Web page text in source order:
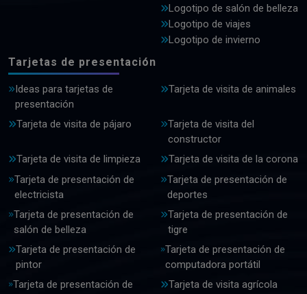
Logotipo de salón de belleza
Logotipo de viajes
Logotipo de invierno
Tarjetas de presentación
Ideas para tarjetas de
presentación
Tarjeta de visita de animales
Tarjeta de visita de pájaro
Tarjeta de visita del
constructor
Tarjeta de visita de limpieza
Tarjeta de visita de la corona
Tarjeta de presentación de
electricista
Tarjeta de presentación de
deportes
Tarjeta de presentación de
salón de belleza
Tarjeta de presentación de
tigre
Tarjeta de presentación de
pintor
Tarjeta de presentación de
computadora portátil
Tarjeta de presentación de
Tarjeta de visita agrícola